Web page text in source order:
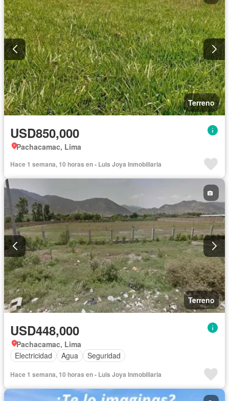
Terreno
USD850,000
Pachacamac, Lima
Hace 1 semana, 10 horas en - Luis Joya Inmobiliaria
Terreno
USD448,000
Pachacamac, Lima
Electricidad
Agua Seguridad
Hace 1 semana, 10 horas en - Luis Joya Inmobiliaria